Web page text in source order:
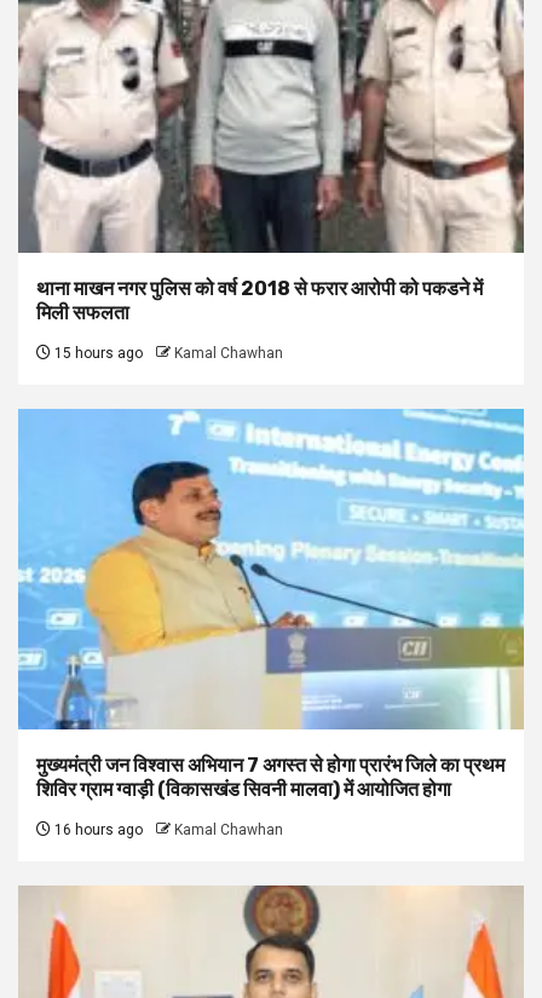
थाना माखन नगर पुलिस को वर्ष 2018 से फरार आरोपी को पकडने में
मिली सफलता
15 hours ago Kamal Chawhan
मुख्यमंत्री जन विश्वास अभियान 7 अगस्त से होगा प्रारंभ जिले का प्रथम
शिविर ग्राम ग्वाड़ी (विकासखंड सिवनी मालवा) में आयोजित होगा
16 hours ago Kamal Chawhan